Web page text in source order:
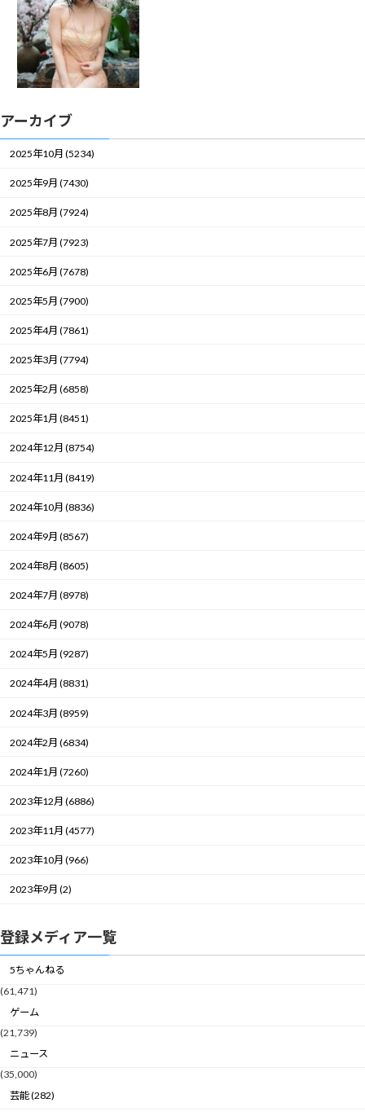
アーカイブ
2025年10月 (5234)
2025年9月 (7430)
2025年8月 (7924)
2025年7月 (7923)
2025年6月 (7678)
2025年5月 (7900)
2025年4月 (7861)
2025年3月 (7794)
2025年2月 (6858)
2025年1月 (8451)
2024年12月 (8754)
2024年11月 (8419)
2024年10月 (8836)
2024年9月 (8567)
2024年8月 (8605)
2024年7月 (8978)
2024年6月 (9078)
2024年5月 (9287)
2024年4月 (8831)
2024年3月 (8959)
2024年2月 (6834)
2024年1月 (7260)
2023年12月 (6886)
2023年11月 (4577)
2023年10月 (966)
2023年9月 (2)
登録メディア一覧
5ちゃんねる
(61,471)
ゲーム
(21,739)
ニュース
(35,000)
芸能 (282)